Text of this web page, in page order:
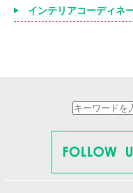
インテリアコーディネ